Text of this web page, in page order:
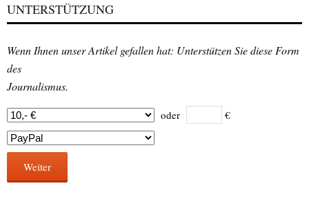
UNTERSTÜTZUNG
Wenn Ihnen unser Artikel gefallen hat: Unterstützen Sie diese Form
des
Journalismus.
oder €
Weiter